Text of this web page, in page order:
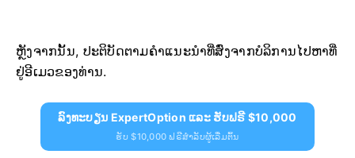
ຫຼັງຈາກນັ້ນ, ປະຕິບັດຕາມຄຳແນະນຳທີ່ສົ່ງຈາກບໍລິການໄປຫາທີ່
ຢູ່ອີເມວຂອງທ່ານ.
ລົງທະບຽນ ExpertOption ແລະ ຮັບຟຣີ $10,000
ຮັບ $10,000 ຟຣີສຳລັບຜູ້ເລີ່ມຕົ້ນ